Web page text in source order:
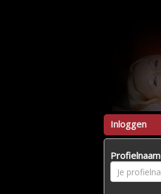
Inloggen
Profielnaam